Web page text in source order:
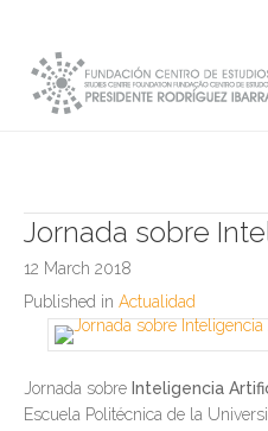
Jornada sobre
12 March 2018
Published in Actualidad
Jornada sobre Inteligencia
Escuela Politécnica de la